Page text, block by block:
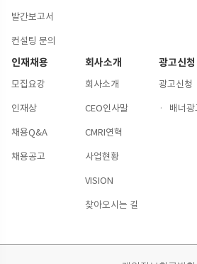
발간보고서
컨설팅 문의
인재채용
모집요강
인재상
채용Q&A
채용공고
회사소개
회사소개
CEO인사말
CMRI연혁
사업현황
VISION
찾아오시는 길
광고신청
광고신청
·
배너광